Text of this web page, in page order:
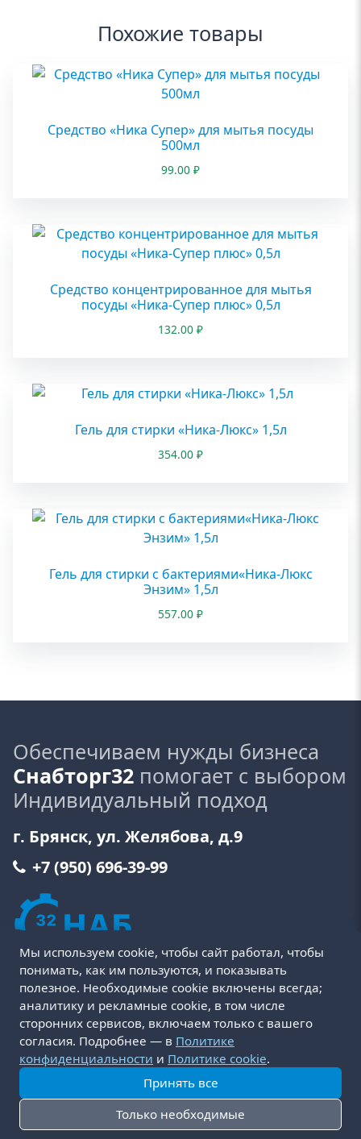
Похожие товары
Средство «Ника Супер» для мытья посуды
500мл
99.00 ₽
Средство концентрированное для мытья
посуды «Ника-Супер плюс» 0,5л
132.00 ₽
Гель для стирки «Ника-Люкс» 1,5л
354.00 ₽
Гель для стирки с бактериями«Ника-Люкс
Энзим» 1,5л
557.00 ₽
Обеспечиваем нужды бизнеса
Снабторг32 помогает с выбором
Индивидуальный подход
г. Брянск, ул. Желябова, д.9
+7 (950) 696-39-99
Пользовательское соглашение
Политика cookie
Политика конфиденциальности Оферта
Условия возврата и обмена товара
© 2016-2026 СнабТорг32. Разработка:
Мы используем cookie, чтобы сайт работал, чтобы
понимать, как им пользуются, и показывать
полезное. Необходимые cookie включены всегда;
аналитику и рекламные cookie, в том числе
сторонних сервисов, включаем только с вашего
согласия. Подробнее — в Политике
конфиденциальности и Политике cookie.
Принять все
Только необходимые